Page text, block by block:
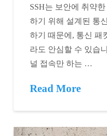
SSH는 보안에 취약한
하기 위해 설계된 통
하기 때문에, 통신 패
라도 안심할 수 있습
널 접속만 하는 …
Read More